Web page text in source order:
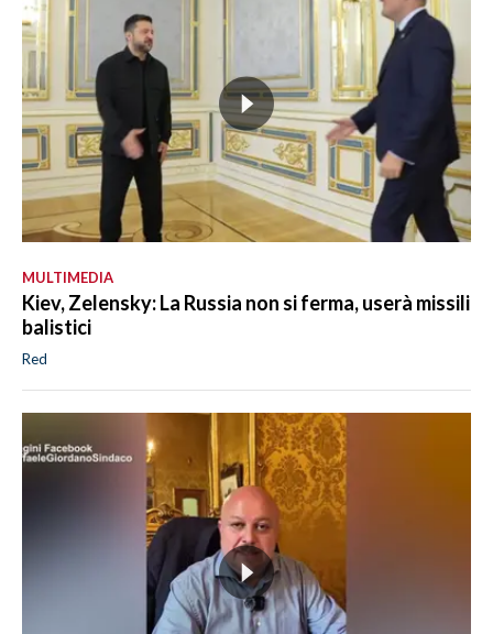
MULTIMEDIA
Kiev, Zelensky: La Russia non si ferma, userà missili
balistici
Red